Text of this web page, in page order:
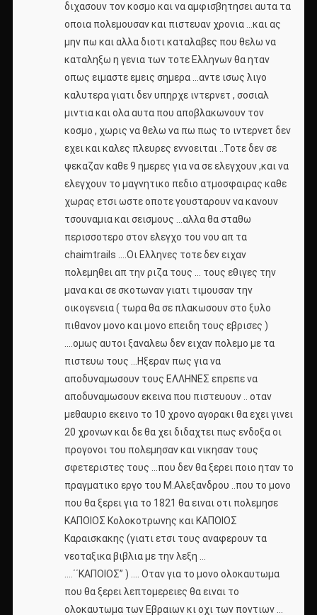
διχασουν τον κοσμο και να αμφισβητησει αυτα τα
οποια πολεμουσαν και πιστευαν χρονια …και ας
μην πω και αλλα διοτι καταλαβες που θελω να
καταληξω η γενια των τοτε Ελληνων θα ηταν
οπως ειμαστε εμεις σημερα …αντε ισως λιγο
καλυτερα γιατι δεν υπηρχε ιντερνετ , σοσιαλ
μιντια και ολα αυτα που αποβλακωνουν τον
κοσμο , χωρις να θελω να πω πως το ιντερνετ δεν
εχει και καλες πλευρες εννοειται ..Τοτε δεν σε
ψεκαζαν καθε 9 ημερες για να σε ελεγχουν ,και να
ελεγχουν το μαγνητικο πεδιο ατμοσφαιρας καθε
χωρας ετσι ωστε οποτε γουσταρουν να κανουν
τσουναμια και σεισμους …αλλα θα σταθω
περισσοτερο στον ελεγχο του νου απ τα
chaimtrails ….Οι Ελληνες τοτε δεν ειχαν
πολεμηθει απ την ριζα τους … τους εθιγες την
μανα και σε σκοτωναν γιατι τιμουσαν την
οικογενεια ( τωρα θα σε πλακωσουν στο ξυλο
πιθανον μονο και μονο επειδη τους εβρισες )
….ομως αυτοι ξαναλεω δεν ειχαν πολεμο με τα
πιστευω τους …Ηξεραν πως για να
αποδυναμωσουν τους ΕΛΛΗΝΕΣ επρεπε να
αποδυναμωσουν εκεινα που πιστευουν .. οταν
μεθαυριο εκεινο το 10 χρονο αγορακι θα εχει γινει
20 χρονων και δε θα χει διδαχτει πως ενδοξα οι
προγονοι του πολεμησαν και νικησαν τους
σφετεριστες τους …που δεν θα ξερει ποιο ηταν το
πραγματικο εργο του Μ.Αλεξανδρου ..που το μονο
που θα ξερει για το 1821 θα ειναι οτι πολεμησε
ΚΑΠΟΙΟΣ Κολοκοτρωνης και ΚΑΠΟΙΟΣ
Καραισκακης (γιατι ετσι τους αναφερουν τα
νεοταξικα βιβλια με την λεξη …
….΄΄ΚΑΠΟΙΟΣ” ) …. Οταν για το μονο ολοκαυτωμα
που θα ξερει λεπτομερειες θα ειναι το
ολοκαυτωμα των Εβραιων κι οχι των ποντιων …